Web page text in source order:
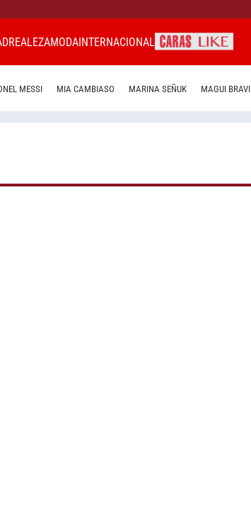
REALEZAMODAINTERNACIONAL
MESSI MIA CAMBIASO MARINA SEÑUK MAGUI BRAVI